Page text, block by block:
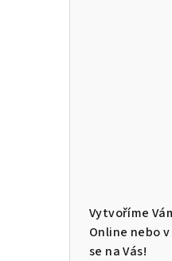
Vytvoříme
Online nebo
se na Vás!